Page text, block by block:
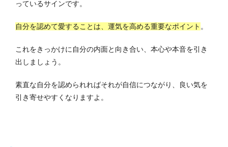
っているサインです。
自分を認めて愛することは、運気を高める重要なポイント 。
これをきっかけに自分の内面と向き合い、本心や本音を引き
出しましょう。
素直な自分を認められればそれが自信につながり、良い気を
引き寄せやすくなりますよ。